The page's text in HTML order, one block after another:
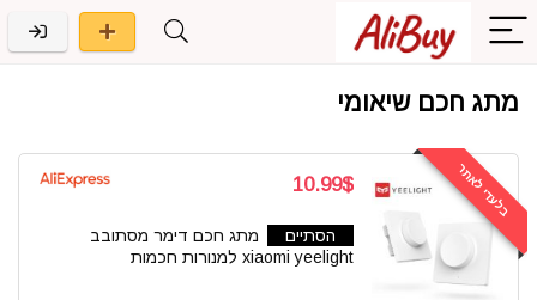
מתג חכם שיאומי
בלעדי לאתר 10.99$
הסתיים
מתג חכם דימר מסתובב
xiaomi yeelight למנורות חכמות